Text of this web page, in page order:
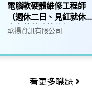
電腦軟硬體維修工程師
（週休二日、見紅就休，
享有勞基法特休保障）
承揚資訊有限公司
看更多職缺